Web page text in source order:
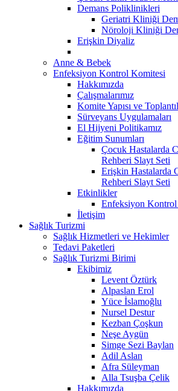
Demans Poliklinikleri
Geriatri Kliniği
Nöroloji Kliniği
Erişkin Diyaliz
Anne & Bebek
Enfeksiyon Kontrol Komitesi
Hakkımızda
Çalışmalarımız
Komite Yapısı ve
Sürveyans Uygulamaları
El Hijyeni Politikamız
Eğitim Sunumları
Çocuk Hastalarda
Rehberi Slayt Seti
Erişkin Hastalarda
Rehberi Slayt Seti
Etkinlikler
Enfeksiyon Kontrol
İletişim
Sağlık Turizmi
Sağlık Hizmetleri ve Hekimler
Tedavi Paketleri
Sağlık Turizmi Birimi
Ekibimiz
Levent Öztürk
Alpaslan Erol
Yüce İslamoğlu
Nursel Destur
Kezban Çoşkun
Neşe Aygün
Simge Sezi Baylan
Adil Aslan
Afra Süleyman
Alla Tsuşba Çelik
Hakkımızda